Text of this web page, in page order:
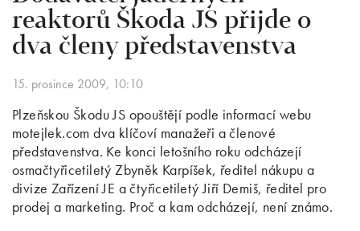
reaktorů Škoda JS přijde o
dva členy představenstva
15. prosince 2009, 10:10
Plzeňskou Škodu JS opouštějí podle informací webu
motejlek.com dva klíčoví manažeři a členové
představenstva. Ke konci letošního roku odcházejí
osmačtyřicetiletý Zbyněk Karpíšek, ředitel nákupu a
divize Zařízení JE a čtyřicetiletý Jiří Demiš, ředitel pro
prodej a marketing. Proč a kam odcházejí, není známo.